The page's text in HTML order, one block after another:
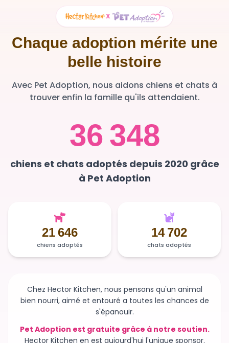
X
Chaque adoption mérite une
belle histoire
Avec Pet Adoption, nous aidons chiens et chats à
trouver enfin la famille qu'ils attendaient.
36 348
chiens et chats adoptés depuis 2020 grâce
à Pet Adoption
21 646
chiens adoptés
14 702
chats adoptés
Chez Hector Kitchen, nous pensons qu'un animal
bien nourri, aimé et entouré a toutes les chances de
s'épanouir.
Pet Adoption est gratuite grâce à notre soutien.
Hector Kitchen en est aujourd'hui l'unique sponsor.